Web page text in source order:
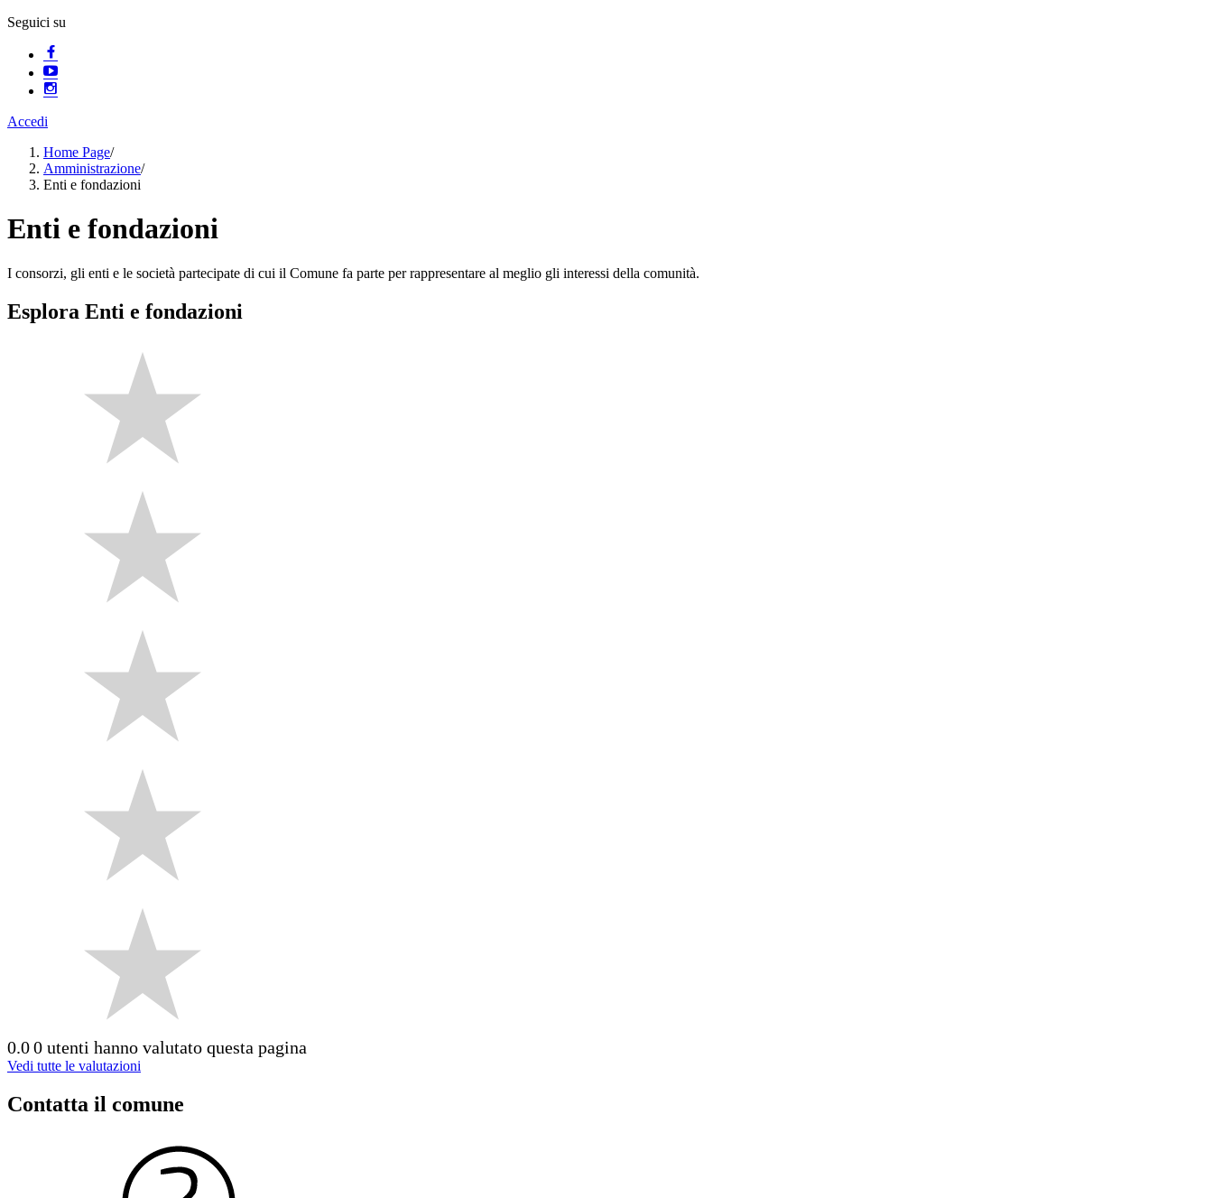
Seguici su
Accedi
Home Page/
Amministrazione/
Enti e fondazioni
Enti e fondazioni
I consorzi, gli enti e le società partecipate di cui il Comune fa parte per rappresentare al meglio gli interessi della comunità.
Esplora Enti e fondazioni
0.00 utenti hanno valutato questa pagina
Vedi tutte le valutazioni
Contatta il comune